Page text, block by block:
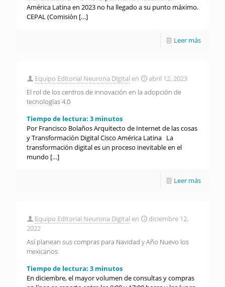
América Latina en 2023 no ha llegado a su punto máximo.
CEPAL (Comisión […]
Leer más
Equipo Editorial Neurona Digital en
abril 12, 2023
El rol de los centros de innovación en la adopción de
tecnologías 4.0
Tiempo de lectura: 3 minutos
Por Francisco Bolaños Arquitecto de Internet de las cosas
y Transformación Digital Cisco América Latina La
transformación digital es un proceso inevitable en el
mundo […]
Leer más
Equipo Editorial Neurona Digital en
diciembre 12,
2022
Así planean sus compras para Navidad y Año Nuevo los
mexicanos
Tiempo de lectura: 3 minutos
En diciembre, el mayor volumen de consultas y compras